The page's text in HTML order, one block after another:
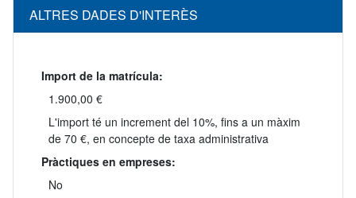
ALTRES DADES D'INTERÈS
Import de la matrícula:
1.900,00 €
L'import té un increment del 10%, fins a un màxim
de 70 €, en concepte de taxa administrativa
Pràctiques en empreses:
No